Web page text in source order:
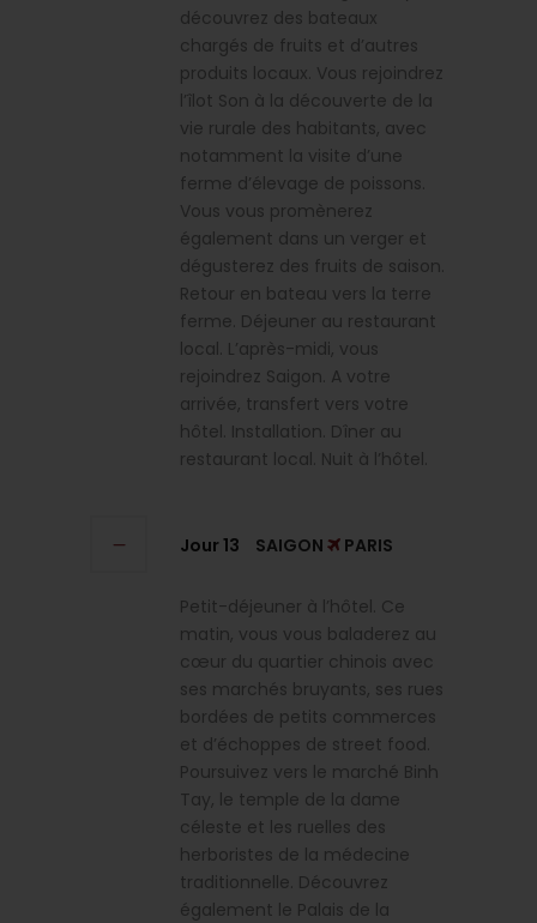
découvrez des bateaux
chargés de fruits et d’autres
produits locaux. Vous rejoindrez
l’îlot Son à la découverte de la
vie rurale des habitants, avec
notamment la visite d’une
ferme d’élevage de poissons.
Vous vous promènerez
également dans un verger et
dégusterez des fruits de saison.
Retour en bateau vers la terre
ferme. Déjeuner au restaurant
local. L’après-midi, vous
rejoindrez Saigon. A votre
arrivée, transfert vers votre
hôtel. Installation. Dîner au
restaurant local. Nuit à l’hôtel.
Jour 13 SAIGON PARIS
Petit-déjeuner à l’hôtel. Ce
matin, vous vous baladerez au
cœur du quartier chinois avec
ses marchés bruyants, ses rues
bordées de petits commerces
et d’échoppes de street food.
Poursuivez vers le marché Binh
Tay, le temple de la dame
céleste et les ruelles des
herboristes de la médecine
traditionnelle. Découvrez
également le Palais de la